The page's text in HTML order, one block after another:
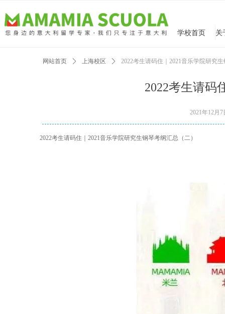
学校首页
2022考生请码
网站首页 ꄲ 上海校区 ꄲ 2022考生请码住｜2021音乐学院研究
2021年12月7
2022考生请码住｜2021音乐学院研究生钢琴考纲汇总（二）